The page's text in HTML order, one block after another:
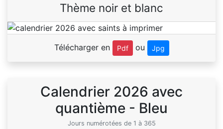
Thème noir et blanc
Télécharger en Pdf ou Jpg
Calendrier 2026 avec
quantième - Bleu
Jours numérotées de 1 à 365